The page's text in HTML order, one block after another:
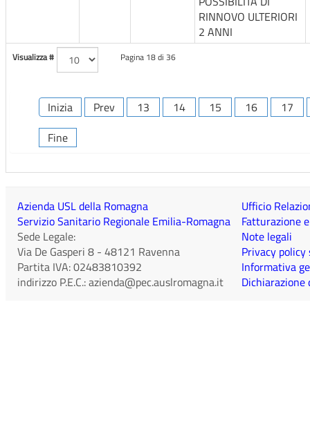
Visualizza # Pagina 18 di 36
Inizia Prev 13 14 15 16
17
Fine
RINNOVO ULTERIORI
2 ANNI
Azienda USL della Romagna
Servizio Sanitario Regionale Emilia-Romagna
Sede Legale:
Via De Gasperi 8 - 48121 Ravenna
Partita IVA:02483810392
indirizzo P.E.C.:azienda@pec.auslromagna.it
Ufficio
Fatturazione
Note legali
Privacy
Informativa
Dichiarazione